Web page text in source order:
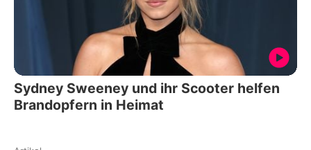
Sydney Sweeney und ihr Scooter helfen
Brandopfern in Heimat